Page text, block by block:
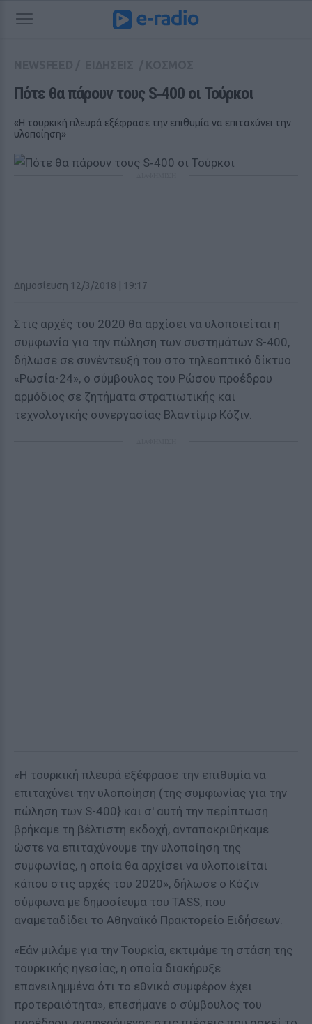
Πότε θα πάρουν τους S‑400 οι Τούρκοι
«Η τουρκική πλευρά εξέφρασε την επιθυμία να επιταχύνει την
υλοποίηση»
Δημοσίευση 12/3/2018 | 19:17
Στις αρχές του 2020 θα αρχίσει να υλοποιείται η
συμφωνία για την πώληση των συστημάτων S-400,
δήλωσε σε συνέντευξή του στο τηλεοπτικό δίκτυο
«Ρωσία-24», ο σύμβουλος του Ρώσου προέδρου
αρμόδιος σε ζητήματα στρατιωτικής και
τεχνολογικής συνεργασίας Βλαντίμιρ Κόζιν.
«Η τουρκική πλευρά εξέφρασε την επιθυμία να
επιταχύνει την υλοποίηση (της συμφωνίας για την
πώληση των S-400} και σ' αυτή την περίπτωση
βρήκαμε τη βέλτιστη εκδοχή, ανταποκριθήκαμε
ώστε να επιταχύνουμε την υλοποίηση της
συμφωνίας, η οποία θα αρχίσει να υλοποιείται
κάπου στις αρχές του 2020», δήλωσε ο Κόζιν
σύμφωνα με δημοσίευμα του TASS, που
αναμεταδίδει το Αθηναϊκό Πρακτορείο Ειδήσεων.
«Εάν μιλάμε για την Τουρκία, εκτιμάμε τη στάση της
τουρκικής ηγεσίας, η οποία διακήρυξε
επανειλημμένα ότι το εθνικό συμφέρον έχει
προτεραιότητα», επεσήμανε ο σύμβουλος του